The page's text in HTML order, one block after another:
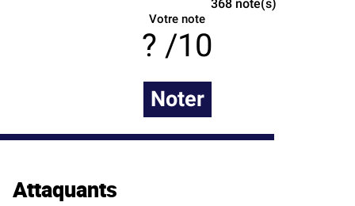
368note(s)
Votre note
/10
Noter
Attaquants